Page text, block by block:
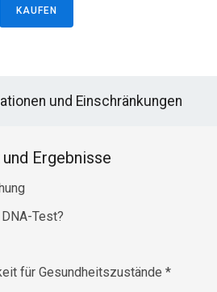
KAUFEN
und Einschränkungen
Ergebnisse
Test?
für Gesundheitszustände*